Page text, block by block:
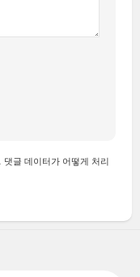
댓글 데이터가 어떻게 처리